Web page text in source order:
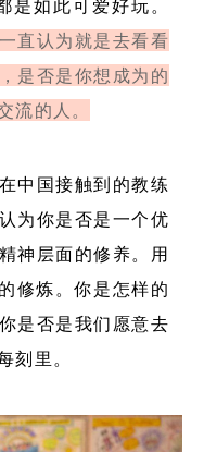
是如此可爱好玩。
直认为就是去看看
是否是你想成为的
流的人。
中国接触到的教练
为你是否是一个优
神层面的修养。用
修炼。你是怎样的
是否是我们愿意去
刻里。